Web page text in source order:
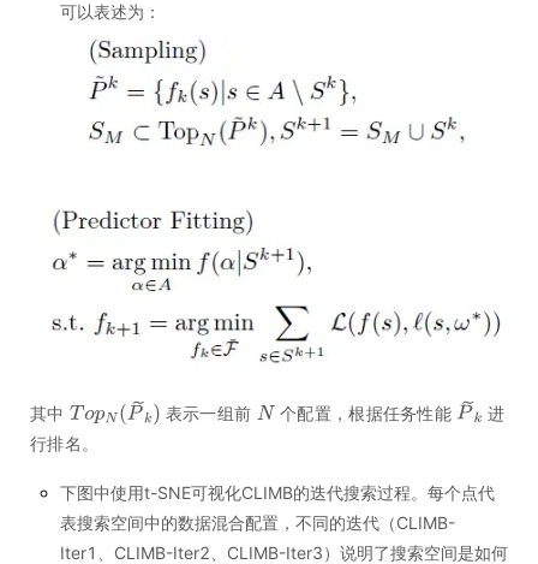
可以表述为：
其中 表示一组前 个配置，根据任务性能
进
行排名。
下图中使用t-SNE可视化CLIMB的迭代搜索过程。每个点代
表搜索空间中的数据混合配置，不同的迭代（CLIMB-
Iter1、CLIMB-Iter2、CLIMB-Iter3）说明了搜索空间是如何